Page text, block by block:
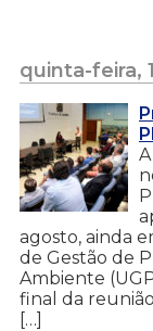
quinta-feira,
agosto, ainda
de Gestão de
Ambiente
final da
[…]